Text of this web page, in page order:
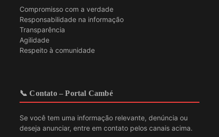
Compromisso com a verdade
Responsabilidade na informação
Transparência
Agilidade
Respeito à comunidade
📞 Contato – Portal Cambé
Se você tem uma informação relevante, denúncia ou
deseja anunciar, entre em contato pelos canais acima.